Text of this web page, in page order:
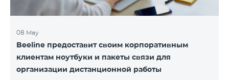
08 May
Beeline предоставит своим корпоративным
клиентам ноутбуки и пакеты связи для
организации дистанционной работы